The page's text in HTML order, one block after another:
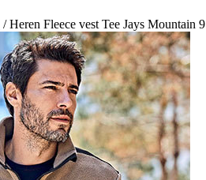
/Heren Fleece vest Tee Jays Mountain